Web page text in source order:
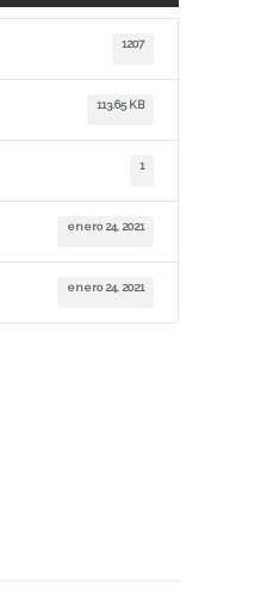
1207
113.65 KB
1
enero 24, 2021
enero 24, 2021